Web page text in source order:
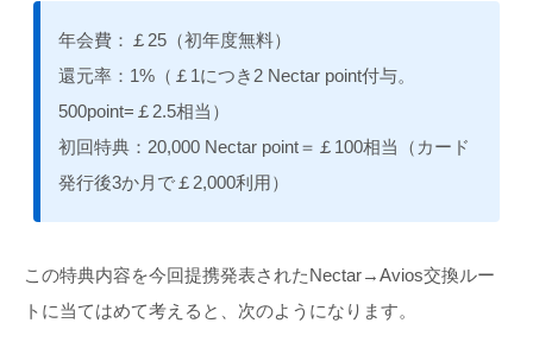
年会費：￡25（初年度無料）
還元率：1%（￡1につき2 Nectar point付与。
500point=￡2.5相当）
初回特典：20,000 Nectar point＝￡100相当（カード
発行後3か月で￡2,000利用）
この特典内容を今回提携発表されたNectar→Avios交換ルー
トに当てはめて考えると、次のようになります。